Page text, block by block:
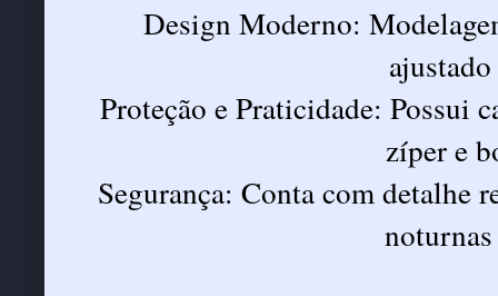
Design Moderno:
Proteção e Praticidade: Possui
zíper e
Segurança: Conta com detalhe